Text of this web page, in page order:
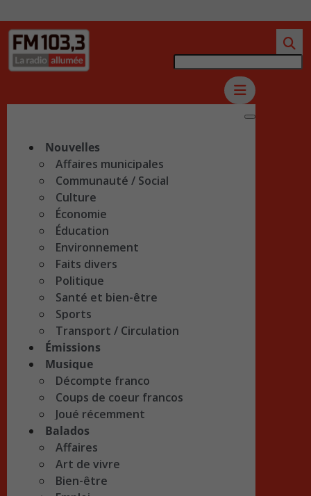
Nouvelles
Affaires municipales
Communauté / Social
Culture
Économie
Éducation
Environnement
Faits divers
Politique
Santé et bien-être
Sports
Transport / Circulation
Émissions
Musique
Décompte franco
Coups de coeur francos
Joué récemment
Balados
Affaires
Art de vivre
Bien-être